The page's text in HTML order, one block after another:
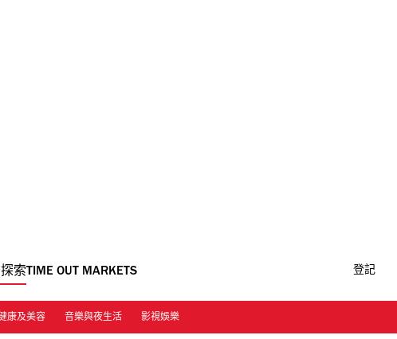
索TIME OUT MARKETS 登記
康及美容 音樂與夜生活 影視娛樂